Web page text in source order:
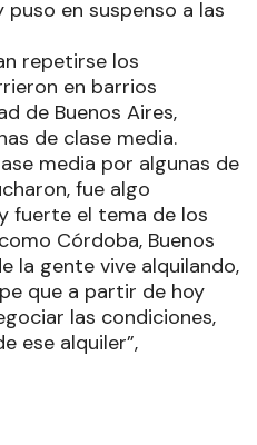
en suspenso a las
repetirse los
en barrios
de Buenos Aires,
de clase media.
media por algunas de
fue algo
fuerte el tema de los
Córdoba, Buenos
la gente vive alquilando,
que a partir de hoy
las condiciones,
ese alquiler”,